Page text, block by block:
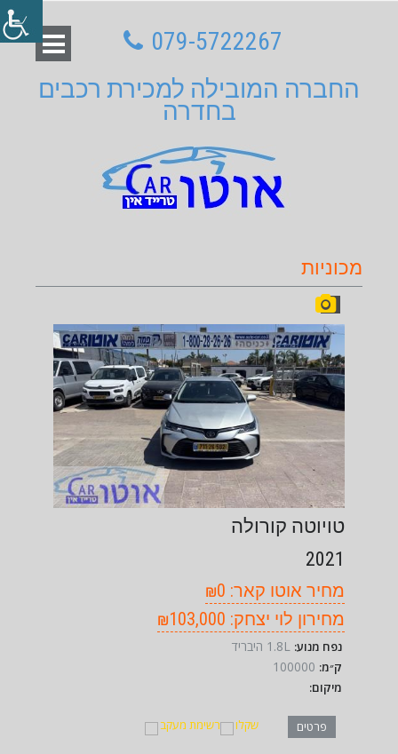
079-5722267
החברה המובילה למכירת רכבים
בחדרה
מכוניות
טויוטה קורולה
2021
מחיר אוטו קאר: ₪0
מחירון לוי יצחק: ₪103,000
נפח מנוע:
ק״מ:
מיקום:
פרטים שקלו רשימת מעקב